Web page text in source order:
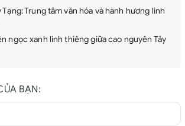
Tạng: Trung tâm văn hóa và hành hương linh
ngọc xanh linh thiêng giữa cao nguyên Tây
BẠN: